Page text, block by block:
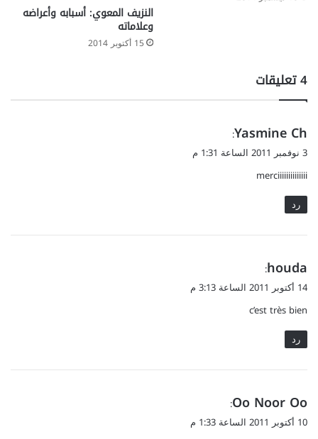
النزيف المعوي: أسبابه وأعراضه
وعلاماته
15 أكتوبر 2014
‫4 تعليقات
ي
ق
ل
Yasmine Ch
:
3 نوفمبر 2011 الساعة 1:31 م
merciiiiiiiiiiiiii
رد
ي
ق
ل
houda
:
14 أكتوبر 2011 الساعة 3:13 م
c’est très bien
رد
ي
ق
Oo Noor Oo
:
10 أكتوبر 2011 الساعة 1:33 م